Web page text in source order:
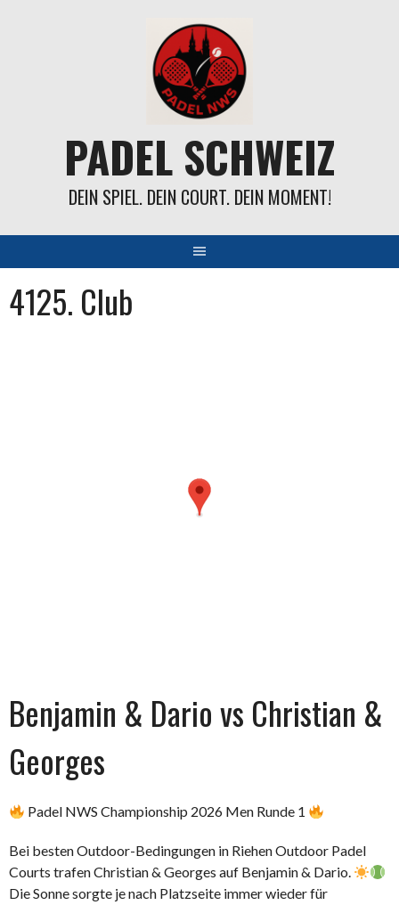
PADEL SCHWEIZ
DEIN SPIEL. DEIN COURT. DEIN MOMENT!
4125. Club
Benjamin & Dario vs Christian &
Georges
Padel NWS Championship 2026 Men Runde 1
Bei besten Outdoor-Bedingungen in Riehen Outdoor Padel
Courts trafen Christian & Georges auf Benjamin & Dario.
Die Sonne sorgte je nach Platzseite immer wieder für